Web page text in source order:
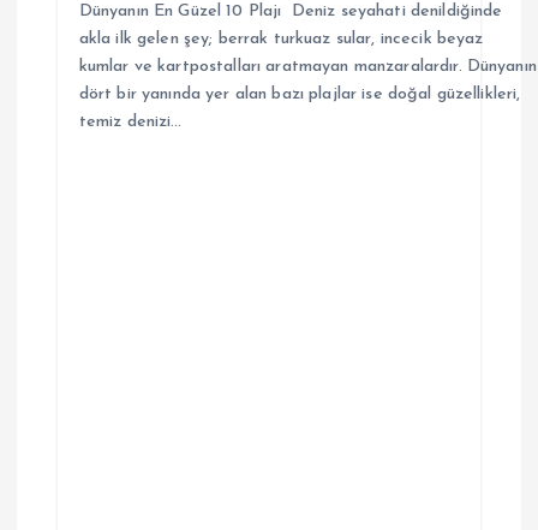
Dünyanın En Güzel 10 Plajı Deniz seyahati denildiğinde
akla ilk gelen şey; berrak turkuaz sular, incecik beyaz
kumlar ve kartpostalları aratmayan manzaralardır. Dünyanın
dört bir yanında yer alan bazı plajlar ise doğal güzellikleri,
temiz denizi…